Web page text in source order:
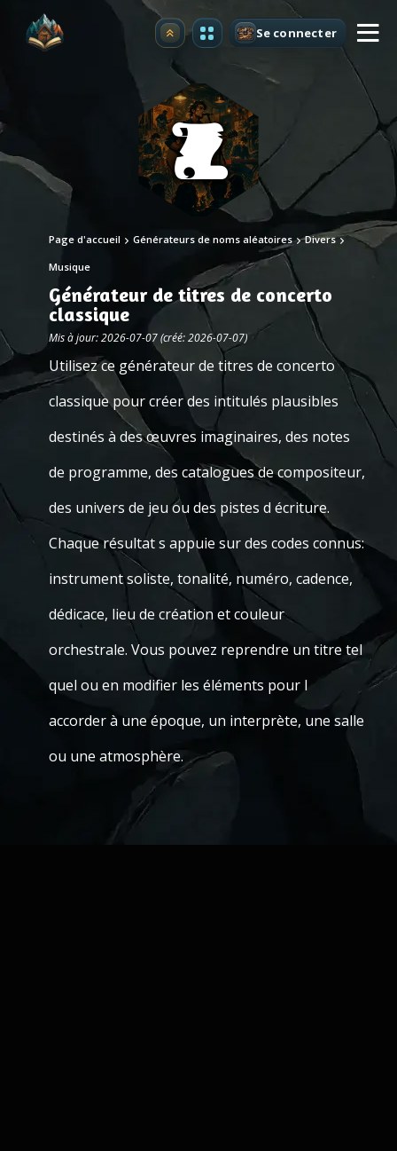
Premium Se connecter
Page d'accueil Générateurs de noms aléatoires Divers
Musique
Générateur de titres de concerto
classique
Mis à jour: 2026-07-07 (créé: 2026-07-07)
Utilisez ce générateur de titres de concerto
classique pour créer des intitulés plausibles
destinés à des œuvres imaginaires, des notes
de programme, des catalogues de compositeur,
des univers de jeu ou des pistes d écriture.
Chaque résultat s appuie sur des codes connus:
instrument soliste, tonalité, numéro, cadence,
dédicace, lieu de création et couleur
orchestrale. Vous pouvez reprendre un titre tel
quel ou en modifier les éléments pour l
accorder à une époque, un interprète, une salle
ou une atmosphère.